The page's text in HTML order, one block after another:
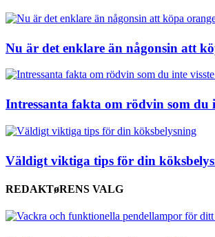
Nu är det enklare än någonsin att
Intressanta fakta om rödvin som du
Väldigt viktiga tips för din
REDAKTøRENS VALG